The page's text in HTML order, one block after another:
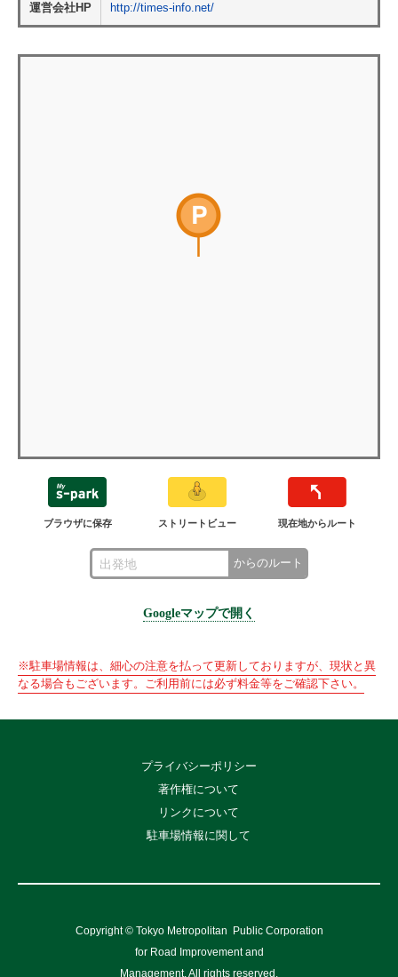
運営会社HP http://times-info.net/
ブラウザに保存 ストリートビュー 現在地からルート
からのルート
Googleマップで開く
※駐車場情報は、細心の注意を払って更新しておりますが、現状と異
なる場合もございます。ご利用前には必ず料金等をご確認下さい。
プライバシーポリシー
著作権について
リンクについて
駐車場情報に関して
Copyright © Tokyo Metropolitan
Public Corporation
for Road Improvement and
Management, All rights reserved.